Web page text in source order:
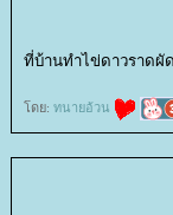
ที่บ้านทำไข่ดาวราดผั
ดย: ทนายอ้วน